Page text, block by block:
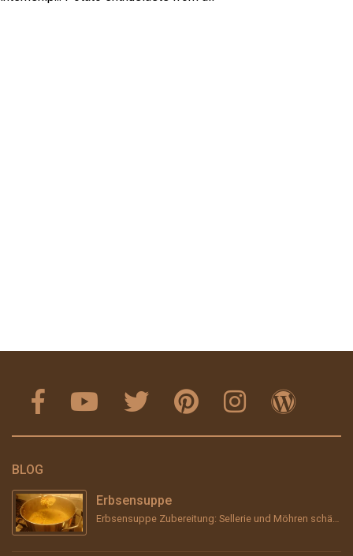
BLOG
Erbsensuppe